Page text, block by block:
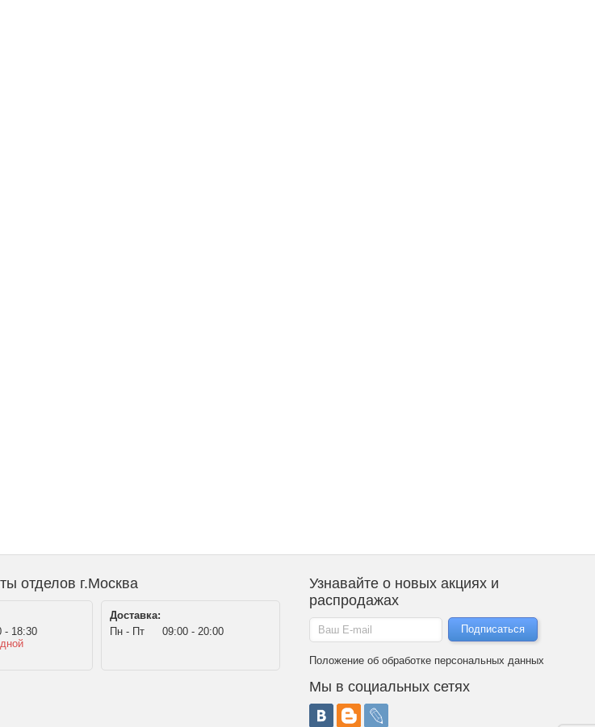
отделов г.Москва
- 18:30
Доставка:
Пн - Пт
09:00 - 20:00
Узнавайте о новых акциях и
распродажах
Положение об обработке персональных данных
Мы в социальных сетях